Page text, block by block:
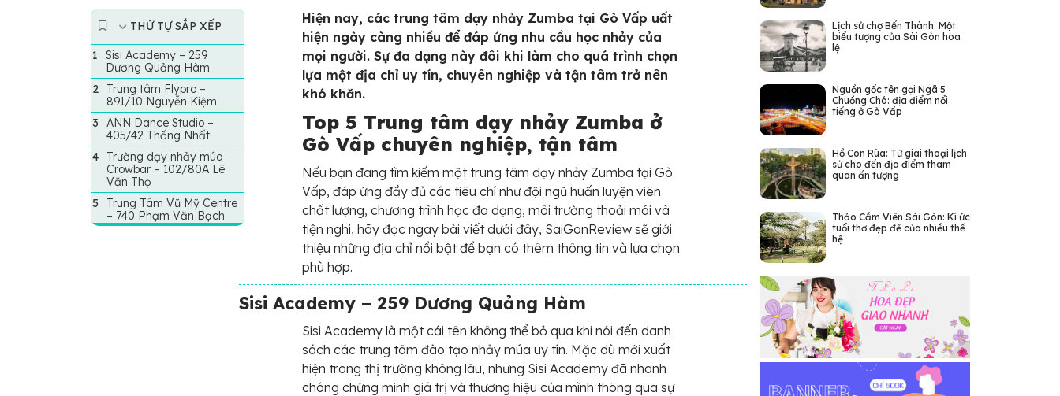
THỨ TỰ SẮP XẾP
Sisi Academy – 259
Dương Quảng Hàm
Trung tâm Flypro –
891/10 Nguyễn Kiệm
ANN Dance Studio –
405/42 Thống Nhất
Trường dạy nhảy múa
Crowbar – 102/80A Lê
Văn Thọ
Trung Tâm Vũ Mỹ Centre
– 740 Phạm Văn Bạch
Hiện nay, các trung tâm dạy nhảy Zumba tại Gò Vấp uất
hiện ngày càng nhiều để đáp ứng nhu cầu học nhảy của
mọi người. Sự đa dạng này đôi khi làm cho quá trình chọn
lựa một địa chỉ uy tín, chuyên nghiệp và tận tâm trở nên
khó khăn.
Top 5 Trung tâm dạy nhảy Zumba ở
Gò Vấp chuyên nghiệp, tận tâm
Nếu bạn đang tìm kiếm một trung tâm dạy nhảy Zumba tại Gò
Vấp, đáp ứng đầy đủ các tiêu chí như đội ngũ huấn luyện viên
chất lượng, chương trình học đa dạng, môi trường thoải mái và
tiện nghi, hãy đọc ngay bài viết dưới đây, SaiGonReview sẽ giới
thiệu những địa chỉ nổi bật để bạn có thêm thông tin và lựa chọn
phù hợp.
Sisi Academy – 259 Dương Quảng Hàm
Sisi Academy là một cái tên không thể bỏ qua khi nói đến danh
sách các trung tâm đào tạo nhảy múa uy tín. Mặc dù mới xuất
hiện trong thị trường không lâu, nhưng Sisi Academy đã nhanh
chóng chứng minh giá trị và thương hiệu của mình thông qua sự
Lịch sử chợ Bến Thành: Một
biểu tượng của Sài Gòn hoa
lệ
Nguồn gốc tên gọi Ngã 5
Chuồng Chó: địa điểm nổi
tiếng ở Gò Vấp
Hồ Con Rùa: Từ giai thoại lịch
sử cho đến địa điểm tham
quan ấn tượng
Thảo Cầm Viên Sài Gòn: Kí ức
tuổi thơ đẹp đẽ của nhiều thế
hệ